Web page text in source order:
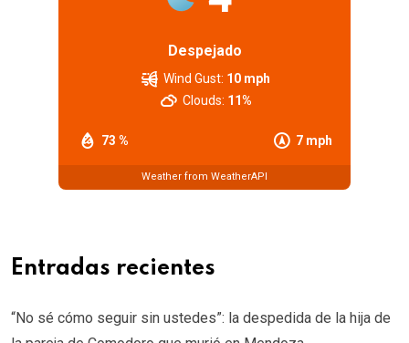
Despejado
73 % 7 mph
Wind Gust: 10 mph
Clouds: 11%
Weather from WeatherAPI
Entradas recientes
“No sé cómo seguir sin ustedes”: la despedida de la hija de